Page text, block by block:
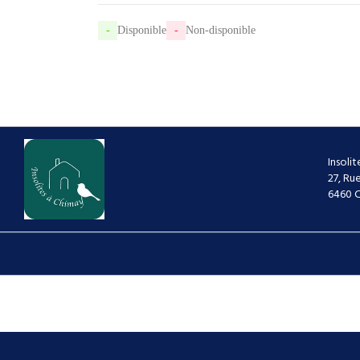
- Disponible - Non-disponible
27,
6460